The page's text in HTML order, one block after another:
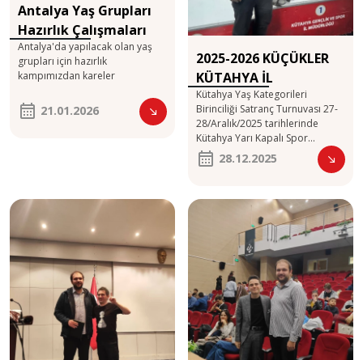
Antalya Yaş Grupları
Hazırlık Çalışmaları
Antalya'da yapılacak olan yaş
grupları için hazırlık
kampımızdan kareler
21.01.2026
2025-2026 KÜÇÜKLER
KÜTAHYA İL
BİRİNCİLİĞİ
Kütahya Yaş Kategorileri
Birinciliği Satranç Turnuvası 27-
28/Aralık/2025 tarihlerinde
Kütahya Yarı Kapalı Spor
Salonunda yapıldı. 11 Yaş Kızlar
Kategorisinde ; 2. Zeynep Atak
devamını dileriz.
28.12.2025